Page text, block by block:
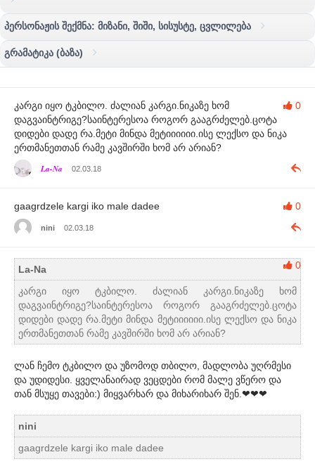
პერსონაჟის შექმნა: მიზანი, შიში, სისუსტე, ცვლილება
გრამატიკა (ბაზა)
0
კარგი იყო ტკბილო. ძალიან კარგი.ნიკაზე ხომ
დაგვაინტრიგე?საინტერესოა როგორ გააგრძელებ.ცოტა
დიდები დადე რა.მეტი მინდა მეტიიიიიი.ისე ლექსო და ნიკა
ერთმანეთთან რამე კავშირში ხომ არ არიან?
La-Na
02.03.18
0
gaagrdzele kargi iko male dadee
nini 02.03.18
0
La-Na
კარგი იყო ტკბილო. ძალიან კარგი.ნიკაზე ხომ
დაგვაინტრიგე?საინტერესოა როგორ გააგრძელებ.ცოტა
დიდები დადე რა.მეტი მინდა მეტიიიიიი.ისე ლექსო და ნიკა
ერთმანეთთან რამე კავშირში ხომ არ არიან?
ლან ჩემო ტკბილო და უზომოდ თბილო, მადლობა უღრმესი
და უდიდესი. ყველანაირად ვეცდები რომ მალე ვწერო და
თან მსუყე თავები:) მიყვარხარ და მიხარიხარ შენ.❤❤❤
nini
gaagrdzele kargi iko male dadee